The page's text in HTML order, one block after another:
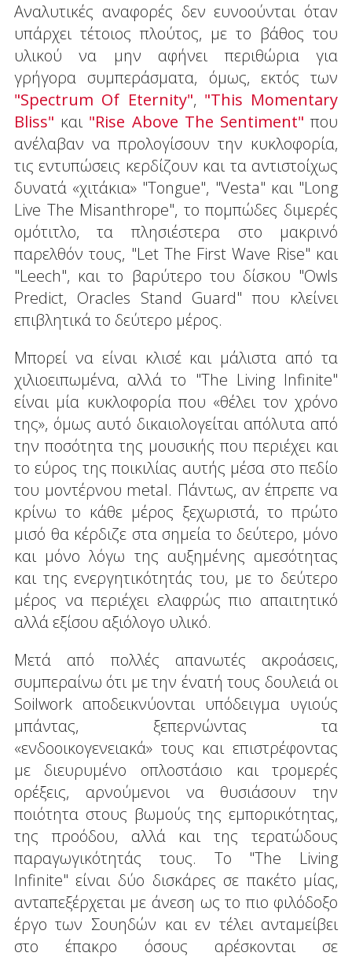
Αναλυτικές αναφορές δεν ευνοούνται όταν
υπάρχει τέτοιος πλούτος, με το βάθος του
υλικού να μην αφήνει περιθώρια για
γρήγορα συμπεράσματα, όμως, εκτός των
"Spectrum Of Eternity", "This Momentary
Bliss" και "Rise Above The Sentiment" που
ανέλαβαν να προλογίσουν την κυκλοφορία,
τις εντυπώσεις κερδίζουν και τα αντιστοίχως
δυνατά «χιτάκια» "Tongue", "Vesta" και "Long
Live The Misanthrope", το πομπώδες διμερές
ομότιτλο, τα πλησιέστερα στο μακρινό
παρελθόν τους, "Let The First Wave Rise" και
"Leech", και το βαρύτερο του δίσκου "Owls
Predict, Oracles Stand Guard" που κλείνει
επιβλητικά το δεύτερο μέρος.
Μπορεί να είναι κλισέ και μάλιστα από τα
χιλιοειπωμένα, αλλά το "The Living Infinite"
είναι μία κυκλοφορία που «θέλει τον χρόνο
της», όμως αυτό δικαιολογείται απόλυτα από
την ποσότητα της μουσικής που περιέχει και
το εύρος της ποικιλίας αυτής μέσα στο πεδίο
του μοντέρνου metal. Πάντως, αν έπρεπε να
κρίνω το κάθε μέρος ξεχωριστά, το πρώτο
μισό θα κέρδιζε στα σημεία το δεύτερο, μόνο
και μόνο λόγω της αυξημένης αμεσότητας
και της ενεργητικότητάς του, με το δεύτερο
μέρος να περιέχει ελαφρώς πιο απαιτητικό
αλλά εξίσου αξιόλογο υλικό.
Μετά από πολλές απανωτές ακροάσεις,
συμπεραίνω ότι με την ένατή τους δουλειά οι
Soilwork αποδεικνύονται υπόδειγμα υγιούς
μπάντας, ξεπερνώντας τα
«ενδοοικογενειακά» τους και επιστρέφοντας
με διευρυμένο οπλοστάσιο και τρομερές
ορέξεις, αρνούμενοι να θυσιάσουν την
ποιότητα στους βωμούς της εμπορικότητας,
της προόδου, αλλά και της τερατώδους
παραγωγικότητάς τους. Το "The Living
Infinite" είναι δύο δισκάρες σε πακέτο μίας,
ανταπεξέρχεται με άνεση ως το πιο φιλόδοξο
έργο των Σουηδών και εν τέλει ανταμείβει
στο έπακρο όσους αρέσκονται σε